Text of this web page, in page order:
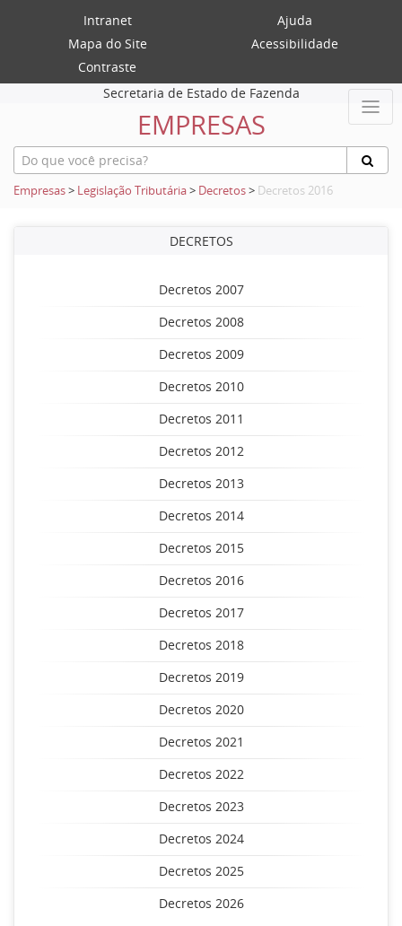
Intranet
Ajuda
Mapa do Site
Acessibilidade
Contraste
Secretaria de Estado de Fazenda
EMPRESAS
Empresas> Legislação Tributária> Decretos> Decretos 2016
DECRETOS
Decretos 2007
Decretos 2008
Decretos 2009
Decretos 2010
Decretos 2011
Decretos 2012
Decretos 2013
Decretos 2014
Decretos 2015
Decretos 2016
Decretos 2017
Decretos 2018
Decretos 2019
Decretos 2020
Decretos 2021
Decretos 2022
Decretos 2023
Decretos 2024
Decretos 2025
Decretos 2026